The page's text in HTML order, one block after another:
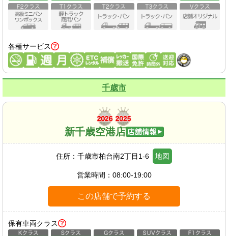
各種サービス
千歳市
新千歳空港店
住所： 千歳市柏台南2丁目1-6 地図
営業時間： 08:00-19:00
この店舗で予約する
保有車両クラス